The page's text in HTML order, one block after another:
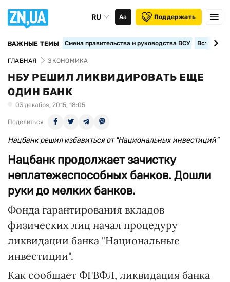
RU Аа Поддержать
ВАЖНЫЕ ТЕМЫ Смена правительства и руководства ВСУ
ГЛАВНАЯ ЭКОНОМИКА
НБУ РЕШИЛ ЛИКВИДИРОВАТЬ ЕЩЕ
ОДИН БАНК
03 декабря, 2015, 18:05
Поделиться
Нацбанк решил избавиться от "Национальных инвестиций"
Нацбанк продолжает зачистку
неплатежеспособных банков. Дошли
руки до мелких банков.
Фонда гарантирования вкладов
физических лиц начал процедуру
ликвидации банка "Национальные
инвестиции".
Как сообщает ФГВФЛ, ликвидация банка